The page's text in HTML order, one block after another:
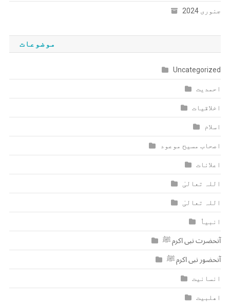
جنوری 2024
موضوعات
Uncategorized
احمدیت
اخلاقیات
اسلام
اصحاب مسیح موعود
اعلانات
اللہ تعالیٰ
اللہ تعالیٰ
انبیاٗ
آنحضرت نبی اکرم ﷺ
آنحضور نبی اکرم ﷺ
انسانیت
اھلبیت